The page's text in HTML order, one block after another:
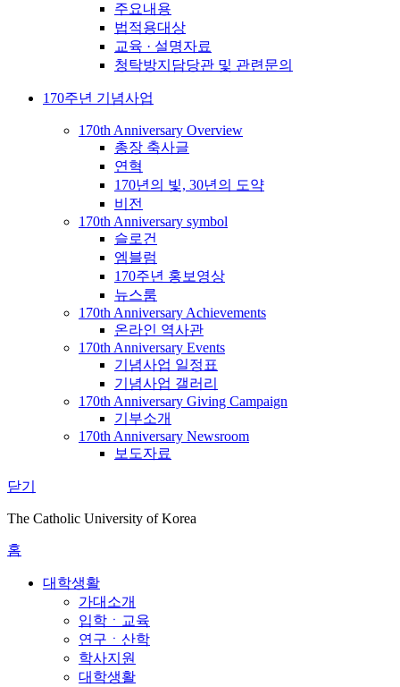
주요내용
법적용대상
교육 · 설명자료
청탁방지담당관 및 관련문의
170주년 기념사업
170th Anniversary Overview
총장 축사글
연혁
170년의 빛, 30년의 도약
비전
170th Anniversary symbol
슬로건
엠블럼
170주년 홍보영상
뉴스룸
170th Anniversary Achievements
온라인 역사관
170th Anniversary Events
기념사업 일정표
기념사업 갤러리
170th Anniversary Giving Campaign
기부소개
170th Anniversary Newsroom
보도자료
닫기
The Catholic University of Korea
홈
대학생활
가대소개
입학ㆍ교육
연구ㆍ산학
학사지원
대학생활